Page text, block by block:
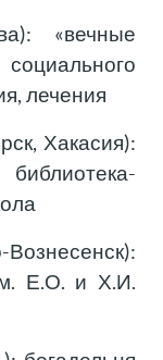
«вечные
лечения
Хакасия):
Вознесенск):
Е.О. и Х.И.